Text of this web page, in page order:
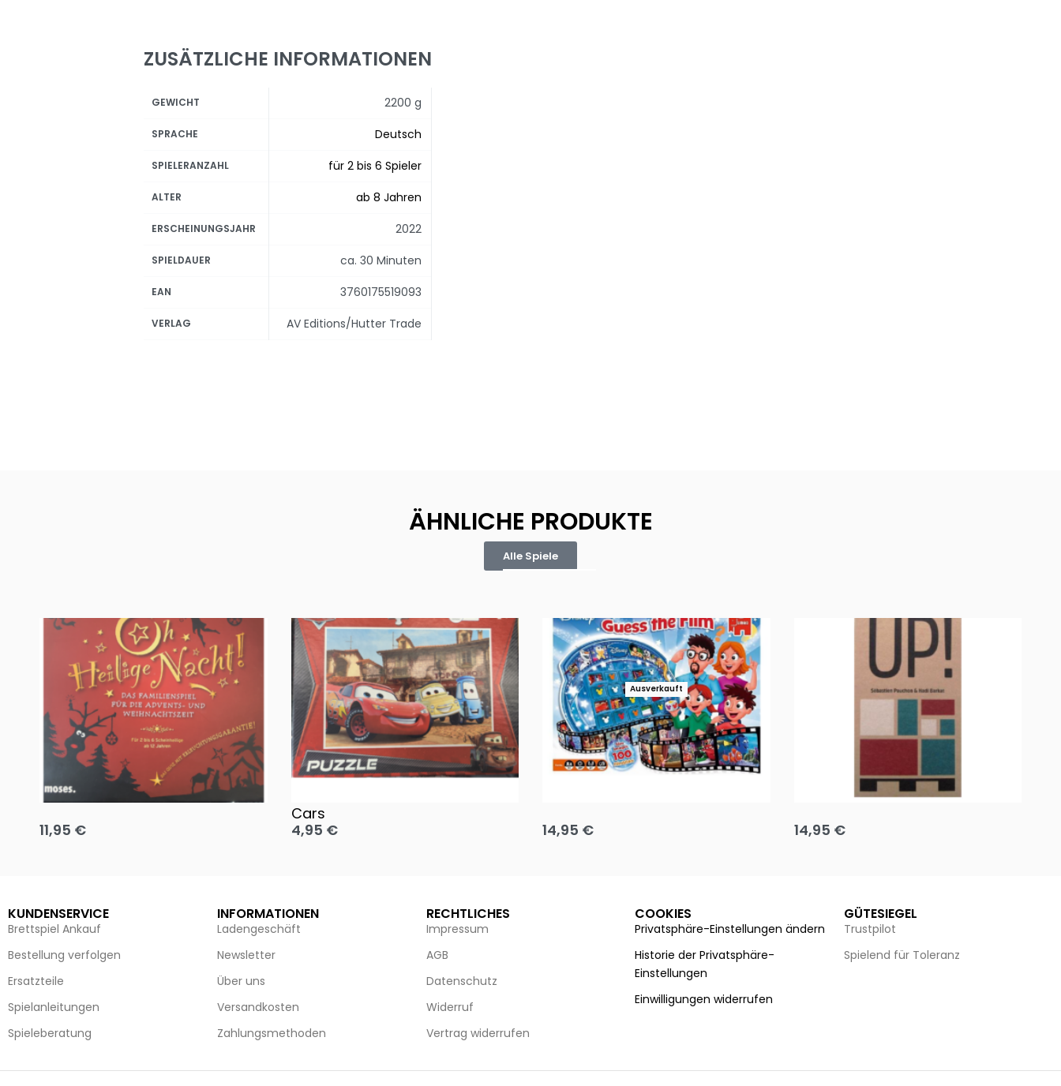
ZUSÄTZLICHE INFORMATIONEN
GEWICHT 2200 g
SPRACHE Deutsch
SPIELERANZAHL für 2 bis 6 Spieler
ALTER ab 8 Jahren
ERSCHEINUNGSJAHR 2022
SPIELDAUER ca. 30 Minuten
EAN 3760175519093
VERLAG AV Editions/Hutter Trade
ÄHNLICHE PRODUKTE
Alle Spiele
Oh, heilige Nacht!
11,95 €
Cars
4,95 €
Ausverkauft
14,95 €
Team up
14,95 €
KUNDENSERVICE
Brettspiel Ankauf
Bestellung verfolgen
Ersatzteile
Spielanleitungen
Spieleberatung
INFORMATIONEN
Ladengeschäft
Newsletter
Über uns
Versandkosten
Zahlungsmethoden
RECHTLICHES
Impressum
AGB
Datenschutz
Widerruf
Vertrag widerrufen
COOKIES
Privatsphäre-Einstellungen ändern
Historie der Privatsphäre-
Einstellungen
Einwilligungen widerrufen
GÜTESIEGEL
Trustpilot
Spielend für Toleranz